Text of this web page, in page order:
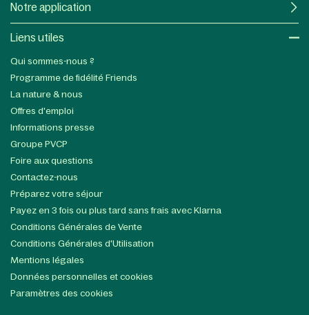
Notre application
Liens utiles​
Qui sommes-nous ?
Programme de fidélité Friends
La nature & nous
Offres d'emploi
Informations presse
Groupe PVCP
Foire aux questions
Contactez-nous
Préparez votre séjour
Payez en 3 fois ou plus tard sans frais avec Klarna
Conditions Générales de Vente
Conditions Générales d'Utilisation
Mentions légales
Données personnelles et cookies
Paramètres des cookies